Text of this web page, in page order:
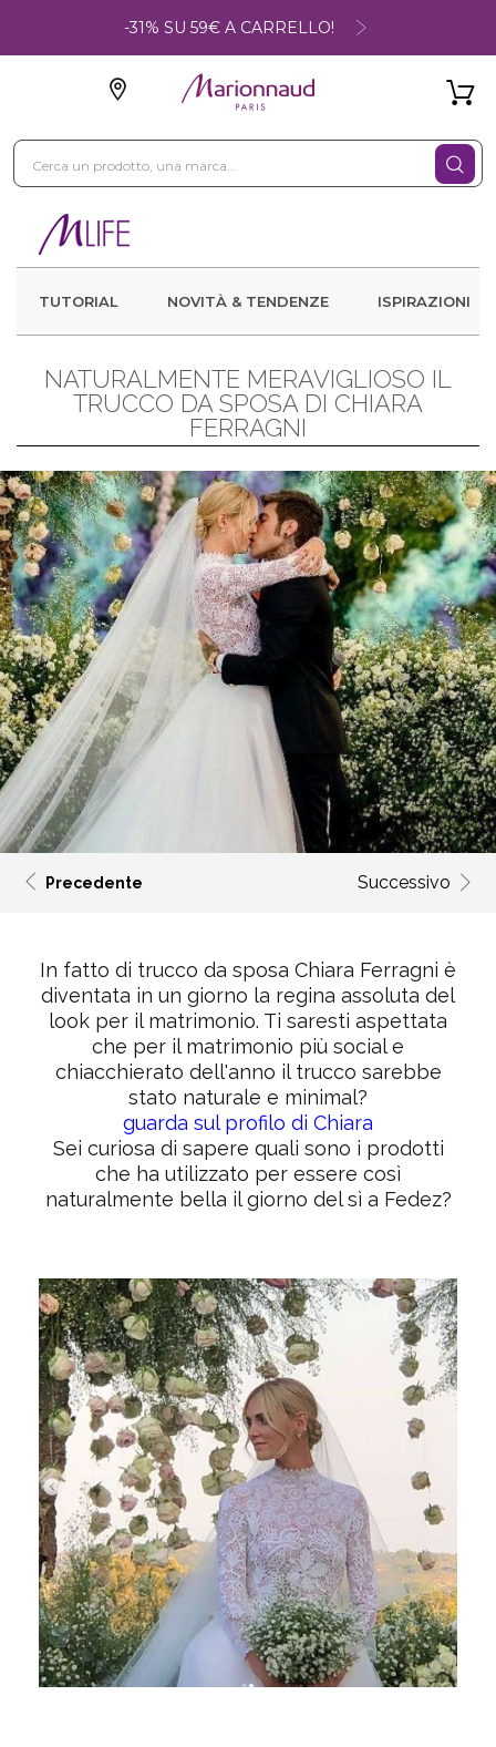
-31% SU 59€ A CARRELLO!
TUTORIAL NOVITÀ & TENDENZE ISPIRAZIONI
NATURALMENTE MERAVIGLIOSO IL
TRUCCO DA SPOSA DI CHIARA
FERRAGNI
Precedente Successivo
In fatto di trucco da sposa Chiara Ferragni è
diventata in un giorno la regina assoluta del
look per il matrimonio. Ti saresti aspettata
che per il matrimonio più social e
chiacchierato dell'anno il trucco sarebbe
stato naturale e minimal?
guarda sul profilo di Chiara
Sei curiosa di sapere quali sono i prodotti
che ha utilizzato per essere così
naturalmente bella il giorno del sì a Fedez?